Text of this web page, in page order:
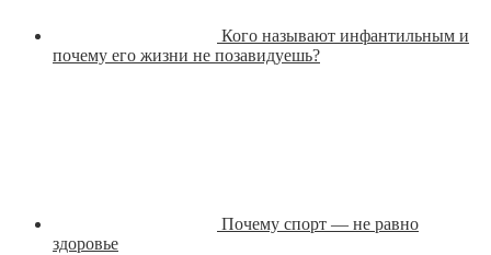
Кого называют инфантильным и
почему его жизни не позавидуешь?
Почему спорт — не равно
здоровье